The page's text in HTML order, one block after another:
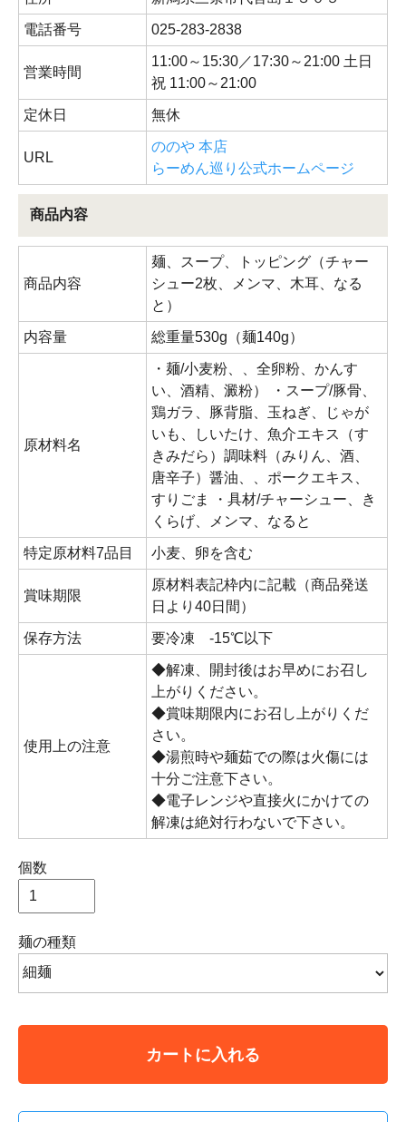
電話番号 025-283-2838
営業時間
11:00～15:30／17:30～21:00 土日
祝 11:00～21:00
定休日 無休
URL
ののや 本店
らーめん巡り公式ホームページ
商品内容
商品内容
麺、スープ、トッピング（チャー
シュー2枚、メンマ、木耳、なる
と）
内容量 総重量530g（麺140g）
原材料名
・麺/小麦粉、、全卵粉、かんす
い、酒精、澱粉） ・スープ/豚骨、
鶏ガラ、豚背脂、玉ねぎ、じゃが
いも、しいたけ、魚介エキス（す
きみだら）調味料（みりん、酒、
唐辛子）醤油、、ポークエキス、
すりごま ・具材/チャーシュー、き
くらげ、メンマ、なると
特定原材料7品目 小麦、卵を含む
賞味期限
原材料表記枠内に記載（商品発送
日より40日間）
保存方法 要冷凍 -15℃以下
使用上の注意
◆解凍、開封後はお早めにお召し
上がりください。
◆賞味期限内にお召し上がりくだ
さい。
◆湯煎時や麺茹での際は火傷には
十分ご注意下さい。
◆電子レンジや直接火にかけての
解凍は絶対行わないで下さい。
個数
麺の種類
カートに入れる